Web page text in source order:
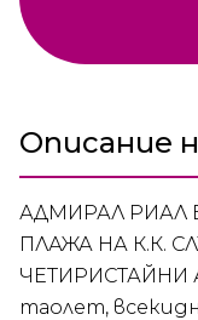
Описание
АДМИРАЛ РИАЛ
ПЛАЖА НА К.К.
ЧЕТИРИСТАЙНИ
таолет,